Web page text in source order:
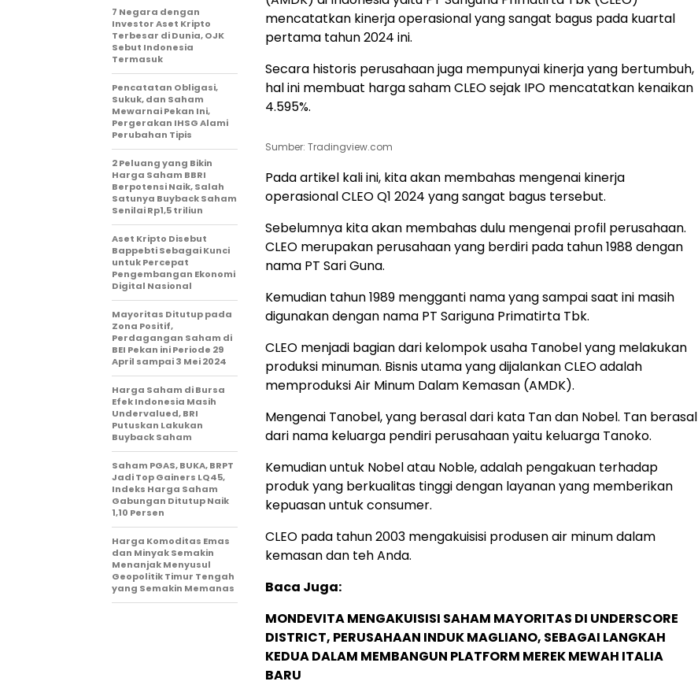
mencatatkan kinerja operasional yang sangat bagus pada kuartal
pertama tahun 2024 ini.
Secara historis perusahaan juga mempunyai kinerja yang bertumbuh,
hal ini membuat harga saham CLEO sejak IPO mencatatkan kenaikan
4.595%.
Sumber: Tradingview.com
Pada artikel kali ini, kita akan membahas mengenai kinerja
operasional CLEO Q1 2024 yang sangat bagus tersebut.
Sebelumnya kita akan membahas dulu mengenai profil perusahaan.
CLEO merupakan perusahaan yang berdiri pada tahun 1988 dengan
nama PT Sari Guna.
Kemudian tahun 1989 mengganti nama yang sampai saat ini masih
digunakan dengan nama PT Sariguna Primatirta Tbk.
CLEO menjadi bagian dari kelompok usaha Tanobel yang melakukan
produksi minuman. Bisnis utama yang dijalankan CLEO adalah
memproduksi Air Minum Dalam Kemasan (AMDK).
Mengenai Tanobel, yang berasal dari kata Tan dan Nobel. Tan berasal
dari nama keluarga pendiri perusahaan yaitu keluarga Tanoko.
Kemudian untuk Nobel atau Noble, adalah pengakuan terhadap
produk yang berkualitas tinggi dengan layanan yang memberikan
kepuasan untuk consumer.
CLEO pada tahun 2003 mengakuisisi produsen air minum dalam
kemasan dan teh Anda.
Baca Juga:
MONDEVITA MENGAKUISISI SAHAM MAYORITAS DI UNDERSCORE
DISTRICT, PERUSAHAAN INDUK MAGLIANO, SEBAGAI LANGKAH
KEDUA DALAM MEMBANGUN PLATFORM MEREK MEWAH ITALIA
BARU
7 Negara dengan
Investor Aset Kripto
Terbesar di Dunia, OJK
Sebut Indonesia
Termasuk
Pencatatan Obligasi,
Sukuk, dan Saham
Mewarnai Pekan Ini,
Pergerakan IHSG Alami
Perubahan Tipis
2 Peluang yang Bikin
Harga Saham BBRI
Berpotensi Naik, Salah
Satunya Buyback Saham
Senilai Rp1,5 triliun
Aset Kripto Disebut
Bappebti Sebagai Kunci
untuk Percepat
Pengembangan Ekonomi
Digital Nasional
Mayoritas Ditutup pada
Zona Positif,
Perdagangan Saham di
BEI Pekan ini Periode 29
April sampai 3 Mei 2024
Harga Saham di Bursa
Efek Indonesia Masih
Undervalued, BRI
Putuskan Lakukan
Buyback Saham
Saham PGAS, BUKA, BRPT
Jadi Top Gainers LQ45,
Indeks Harga Saham
Gabungan Ditutup Naik
1,10 Persen
Harga Komoditas Emas
dan Minyak Semakin
Menanjak Menyusul
Geopolitik Timur Tengah
yang Semakin Memanas